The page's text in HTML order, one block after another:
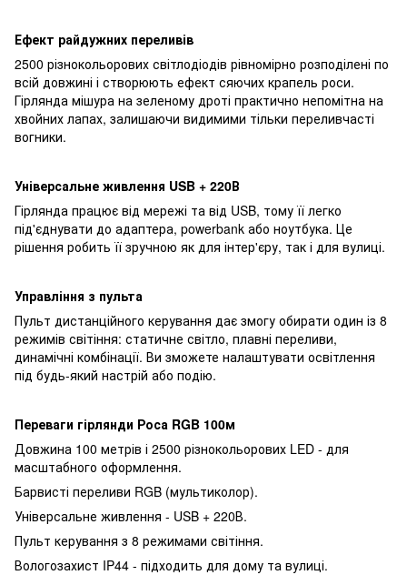
Ефект райдужних переливів
2500 різнокольорових світлодіодів рівномірно розподілені по
всій довжині і створюють ефект сяючих крапель роси.
Гірлянда мішура на зеленому дроті практично непомітна на
хвойних лапах, залишаючи видимими тільки переливчасті
вогники.
Універсальне живлення USB + 220В
Гірлянда працює від мережі та від USB, тому її легко
під'єднувати до адаптера, powerbank або ноутбука. Це
рішення робить її зручною як для інтер'єру, так і для вулиці.
Управління з пульта
Пульт дистанційного керування дає змогу обирати один із 8
режимів світіння: статичне світло, плавні переливи,
динамічні комбінації. Ви зможете налаштувати освітлення
під будь-який настрій або подію.
Переваги гірлянди Роса RGB 100м
Довжина 100 метрів і 2500 різнокольорових LED - для
масштабного оформлення.
Барвисті переливи RGB (мультиколор).
Універсальне живлення - USB + 220В.
Пульт керування з 8 режимами світіння.
Вологозахист IP44 - підходить для дому та вулиці.